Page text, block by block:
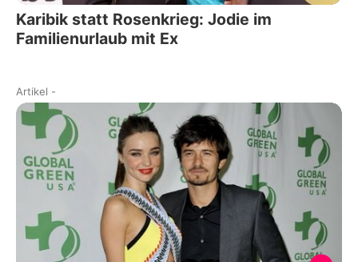
Karibik statt Rosenkrieg: Jodie im
Familienurlaub mit Ex
Artikel -